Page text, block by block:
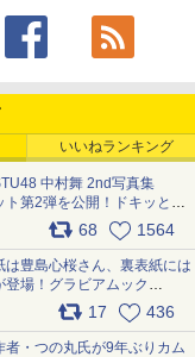
いいねランキング
中村舞 2nd写真集
ト第2弾を公開！ドキッとす
ットなど新たな挑戦
68 1564
は豊島心桜さん、裏表紙には
場！グラビアムック
夏号が本日発売
17 436
者・つの丸氏が9年ぶりカム